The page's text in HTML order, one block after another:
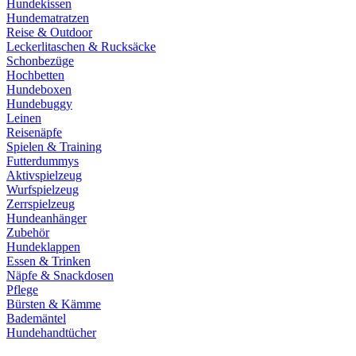
Hundekissen
Hundematratzen
Reise & Outdoor
Leckerlitaschen & Rucksäcke
Schonbezüge
Hochbetten
Hundeboxen
Hundebuggy
Leinen
Reisenäpfe
Spielen & Training
Futterdummys
Aktivspielzeug
Wurfspielzeug
Zerrspielzeug
Hundeanhänger
Zubehör
Hundeklappen
Essen & Trinken
Näpfe & Snackdosen
Pflege
Bürsten & Kämme
Bademäntel
Hundehandtücher